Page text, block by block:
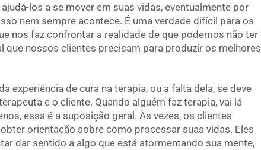
los a se mover em suas vidas, eventualmente por
nem sempre acontece. É uma verdade difícil para os
nos faz confrontar a realidade de que podemos não ter
que nossos clientes precisam para produzir os melhores
experiência de cura na terapia, ou a falta dela, se deve
e o cliente. Quando alguém faz terapia, vai lá
essa é a suposição geral. Às vezes, os clientes
orientação sobre como processar suas vidas. Eles
dar sentido a algo que está atormentando sua mente,